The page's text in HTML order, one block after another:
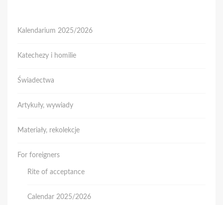
Kalendarium 2025/2026
Katechezy i homilie
Świadectwa
Artykuły, wywiady
Materiały, rekolekcje
For foreigners
Rite of acceptance
Calendar 2025/2026